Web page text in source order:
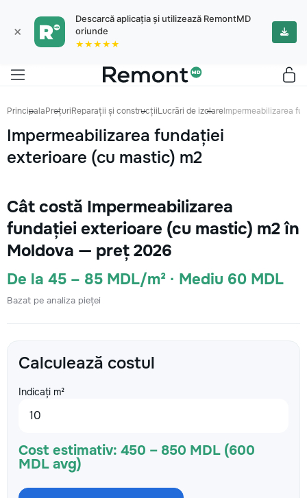
×
Descarcă aplicația și utilizează RemontMD
oriunde
★★★★★
PrincipalaPrețuriReparații și construcțiiLucrări de izolareImpermeabilizarea
Impermeabilizarea fundației
exterioare (cu mastic) m2
Cât costă Impermeabilizarea
fundației exterioare (cu mastic) m2 în
Moldova — preț 2026
De la 45 – 85 MDL/m² · Mediu 60 MDL
Bazat pe analiza pieței
Calculează costul
Indicați m²
Cost estimativ: 450 – 850 MDL (600
MDL avg)